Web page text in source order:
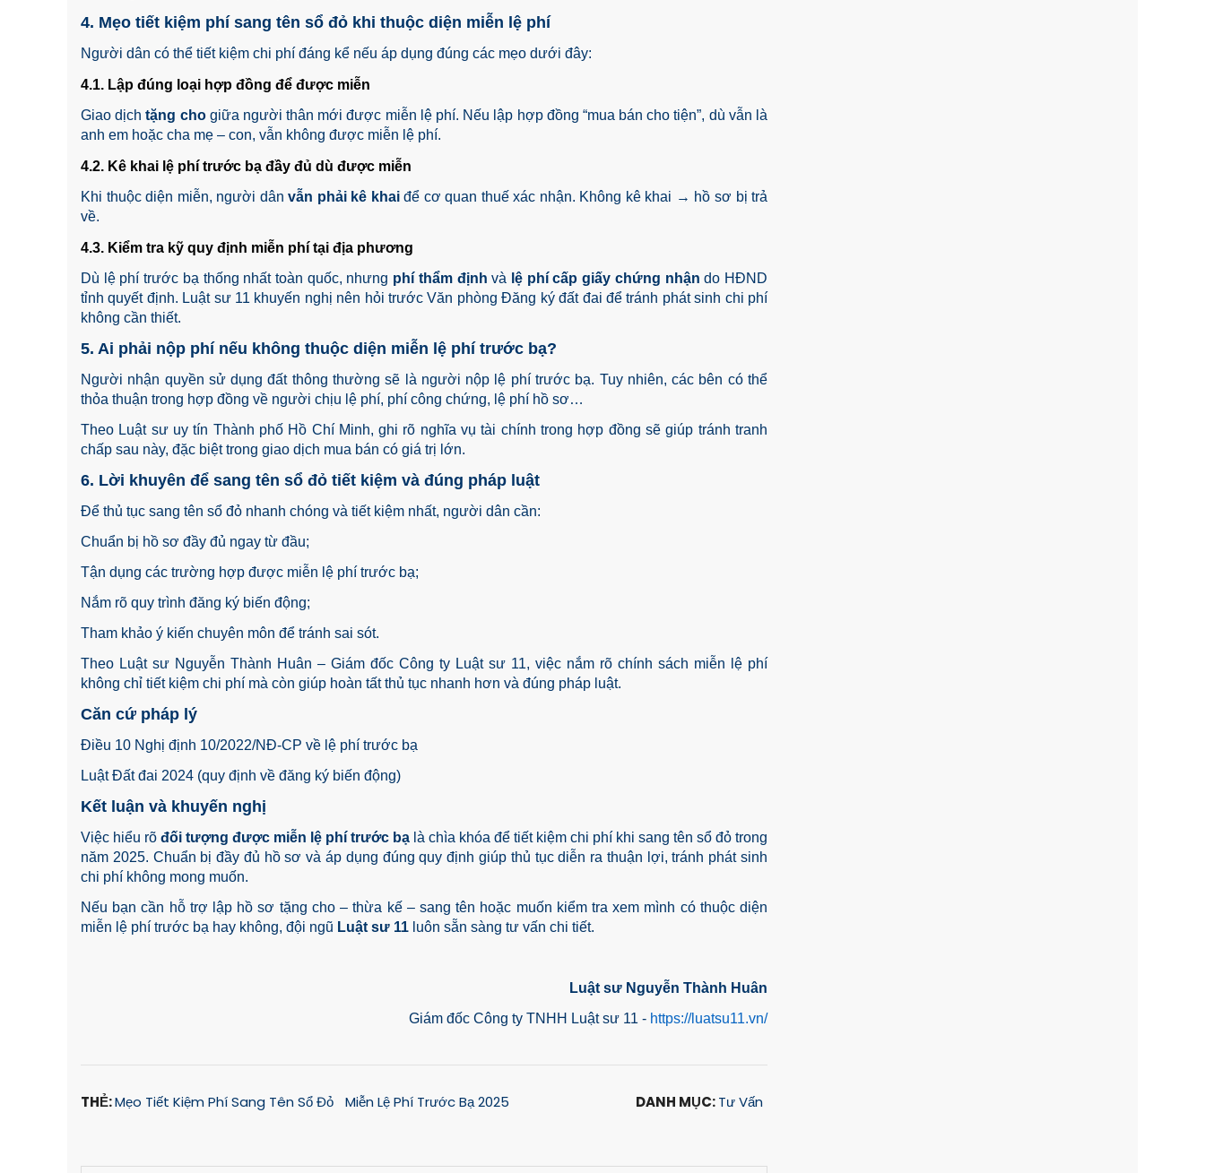
4. Mẹo tiết kiệm phí sang tên sổ đỏ khi thuộc diện miễn lệ phí
Người dân có thể tiết kiệm chi phí đáng kể nếu áp dụng đúng các mẹo dưới đây:
4.1. Lập đúng loại hợp đồng để được miễn
Giao dịchtặng chogiữa người thân mới được miễn lệ phí. Nếu lập hợp đồng “mua bán cho tiện”, dù vẫn là
anh em hoặc cha mẹ – con, vẫn không được miễn lệ phí.
4.2. Kê khai lệ phí trước bạ đầy đủ dù được miễn
Khi thuộc diện miễn, người dânvẫn phải kê khaiđể cơ quan thuế xác nhận. Không kê khai → hồ sơ bị trả
về.
4.3. Kiểm tra kỹ quy định miễn phí tại địa phương
Dù lệ phí trước bạ thống nhất toàn quốc, nhưng phí thẩm định và lệ phí cấp giấy chứng nhận do HĐND
tỉnh quyết định. Luật sư 11 khuyến nghị nên hỏi trước Văn phòng Đăng ký đất đai để tránh phát sinh chi phí
không cần thiết.
5. Ai phải nộp phí nếu không thuộc diện miễn lệ phí trước bạ?
Người nhận quyền sử dụng đất thông thường sẽ là người nộp lệ phí trước bạ. Tuy nhiên, các bên có thể
thỏa thuận trong hợp đồng về người chịu lệ phí, phí công chứng, lệ phí hồ sơ…
Theo Luật sư uy tín Thành phố Hồ Chí Minh, ghi rõ nghĩa vụ tài chính trong hợp đồng sẽ giúp tránh tranh
chấp sau này, đặc biệt trong giao dịch mua bán có giá trị lớn.
6. Lời khuyên để sang tên sổ đỏ tiết kiệm và đúng pháp luật
Để thủ tục sang tên sổ đỏ nhanh chóng và tiết kiệm nhất, người dân cần:
Chuẩn bị hồ sơ đầy đủ ngay từ đầu;
Tận dụng các trường hợp được miễn lệ phí trước bạ;
Nắm rõ quy trình đăng ký biến động;
Tham khảo ý kiến chuyên môn để tránh sai sót.
Theo Luật sư Nguyễn Thành Huân – Giám đốc Công ty Luật sư 11, việc nắm rõ chính sách miễn lệ phí
không chỉ tiết kiệm chi phí mà còn giúp hoàn tất thủ tục nhanh hơn và đúng pháp luật.
Căn cứ pháp lý
Điều 10 Nghị định 10/2022/NĐ-CP về lệ phí trước bạ
Luật Đất đai 2024 (quy định về đăng ký biến động)
Kết luận và khuyến nghị
Việc hiểu rõ đối tượng được miễn lệ phí trước bạ là chìa khóa để tiết kiệm chi phí khi sang tên sổ đỏ trong
năm 2025. Chuẩn bị đầy đủ hồ sơ và áp dụng đúng quy định giúp thủ tục diễn ra thuận lợi, tránh phát sinh
chi phí không mong muốn.
Nếu bạn cần hỗ trợ lập hồ sơ tặng cho – thừa kế – sang tên hoặc muốn kiểm tra xem mình có thuộc diện
miễn lệ phí trước bạ hay không, đội ngũ Luật sư 11 luôn sẵn sàng tư vấn chi tiết.
Luật sư Nguyễn Thành Huân
Giám đốc Công ty TNHH Luật sư 11 - https://luatsu11.vn/
THẺ:Mẹo Tiết Kiệm Phí Sang Tên Sổ Đỏ Miễn Lệ Phí Trước Bạ 2025 DANH MỤC:Tư Vấn